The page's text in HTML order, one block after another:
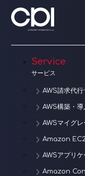
ー
シ
ョ
ン Service
サービス
AWS請求代行
AWS構築・
AWSマイグ
Amazon
AWSアプリ
Amazon